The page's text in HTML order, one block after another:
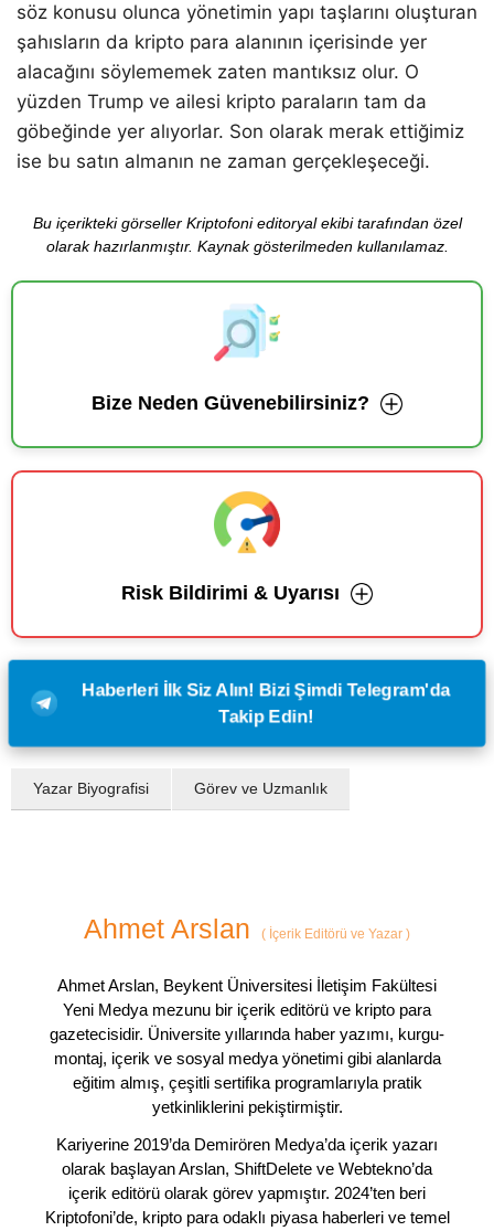
söz konusu olunca yönetimin yapı taşlarını oluşturan
şahısların da kripto para alanının içerisinde yer
alacağını söylememek zaten mantıksız olur. O
yüzden Trump ve ailesi kripto paraların tam da
göbeğinde yer alıyorlar. Son olarak merak ettiğimiz
ise bu satın almanın ne zaman gerçekleşeceği.
Bu içerikteki görseller Kriptofoni editoryal ekibi tarafından özel
olarak hazırlanmıştır. Kaynak gösterilmeden kullanılamaz.
Bize Neden Güvenebilirsiniz?
Risk Bildirimi & Uyarısı
Haberleri İlk Siz Alın! Bizi Şimdi Telegram'da
Takip Edin!
Yazar Biyografisi Görev ve Uzmanlık
Ahmet Arslan ( İçerik Editörü ve Yazar )
Ahmet Arslan, Beykent Üniversitesi İletişim Fakültesi
Yeni Medya mezunu bir içerik editörü ve kripto para
gazetecisidir. Üniversite yıllarında haber yazımı, kurgu-
montaj, içerik ve sosyal medya yönetimi gibi alanlarda
eğitim almış, çeşitli sertifika programlarıyla pratik
yetkinliklerini pekiştirmiştir.
Kariyerine 2019’da Demirören Medya’da içerik yazarı
olarak başlayan Arslan, ShiftDelete ve Webtekno’da
içerik editörü olarak görev yapmıştır. 2024’ten beri
Kriptofoni’de, kripto para odaklı piyasa haberleri ve temel